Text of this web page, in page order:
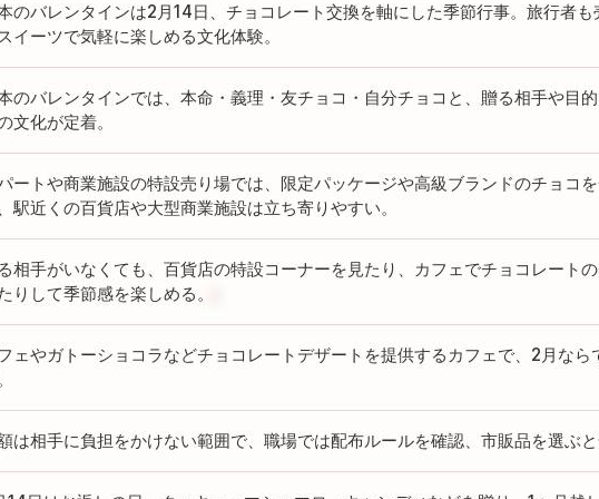
のバレンタインは2月14日、チョコレート交換を軸にした季節行事。旅行者も
イーツで気軽に楽しめる文化体験。
のバレンタインでは、本命・義理・友チョコ・自分チョコと、贈る相手や目
文化が定着。
ートや商業施設の特設売り場では、限定パッケージや高級ブランドのチョコ
駅近くの百貨店や大型商業施設は立ち寄りやすい。
相手がいなくても、百貨店の特設コーナーを見たり、カフェでチョコレート
りして季節感を楽しめる。
ェやガトーショコラなどチョコレートデザートを提供するカフェで、2月なら
は相手に負担をかけない範囲で、職場では配布ルールを確認、市販品を選ぶと